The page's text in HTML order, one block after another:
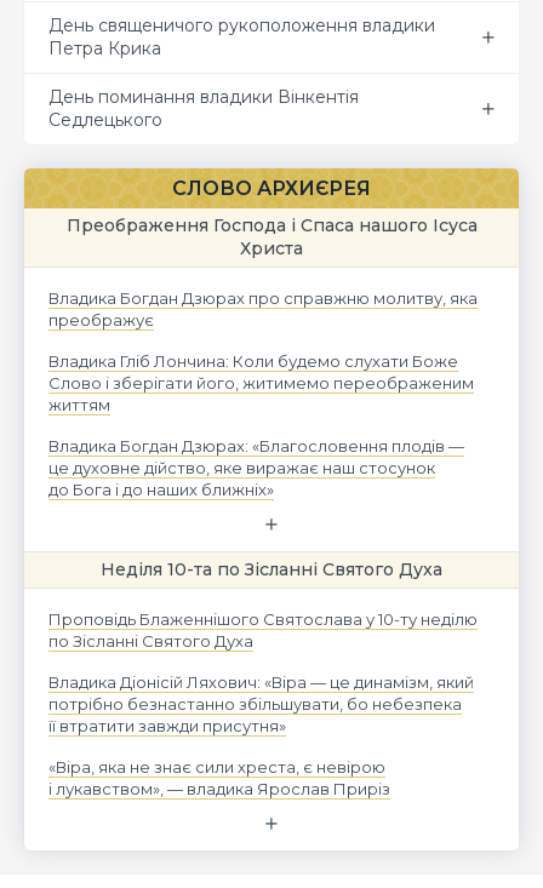
День священичого рукоположення владики
Петра Крика
День поминання владики Вінкентія
Седлецького
СЛОВО АРХИЄРЕЯ
Преображення Господа і Спаса нашого Ісуса
Христа
Владика Богдан Дзюрах про справжню молитву, яка
преображує
Владика Гліб Лончина: Коли будемо слухати Боже
Слово і зберігати його, житимемо переображеним
життям
Владика Богдан Дзюрах: «Благословення плодів —
це духовне дійство, яке виражає наш стосунок
до Бога і до наших ближніх»
Неділя 10-та по Зісланні Святого Духа
Проповідь Блаженнішого Святослава у 10-ту неділю
по Зісланні Святого Духа
Владика Діонісій Ляхович: «Віра — це динамізм, який
потрібно безнастанно збільшувати, бо небезпека
її втратити завжди присутня»
«Віра, яка не знає сили хреста, є невірою
і лукавством», — владика Ярослав Приріз